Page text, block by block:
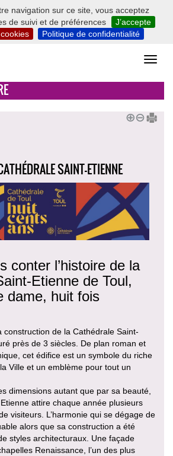
navigation sur ce site, vous acceptez
de suivi et de préférences
J’accepte
Politique de confidentialité
SAINT-ETIENNE
conter l’histoire de la
Etienne de Toul,
dame, huit fois
construction de la Cathédrale Saint-
près de 3 siècles. De plan roman et
cet édifice est un symbole du riche
Ville et un emblème pour tout un
dimensions autant que par sa beauté,
attire chaque année plusieurs
visiteurs. L’harmonie qui se dégage de
alors que sa construction a été
styles architecturaux. Une façade
Renaissance, l’un des plus